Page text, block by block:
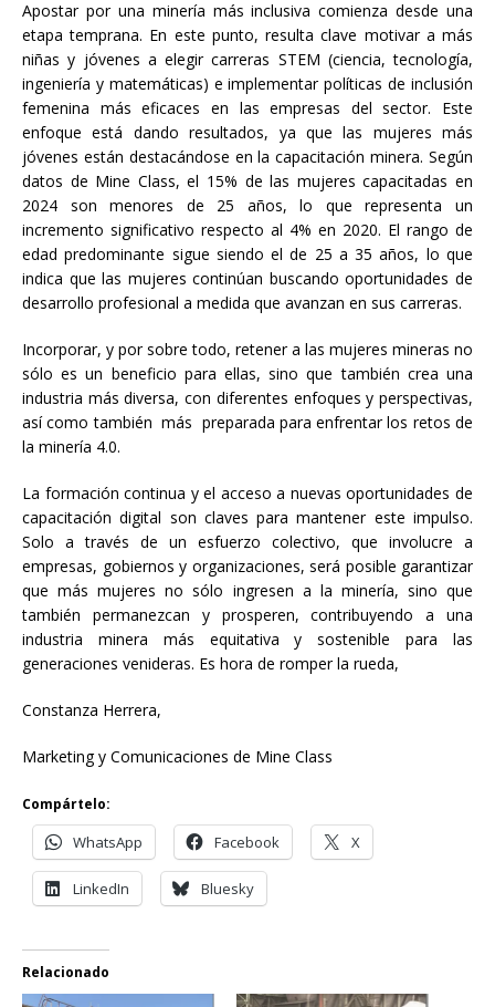
Apostar por una minería más inclusiva comienza desde una
etapa temprana. En este punto, resulta clave motivar a más
niñas y jóvenes a elegir carreras STEM (ciencia, tecnología,
ingeniería y matemáticas) e implementar políticas de inclusión
femenina más eficaces en las empresas del sector. Este
enfoque está dando resultados, ya que las mujeres más
jóvenes están destacándose en la capacitación minera. Según
datos de Mine Class, el 15% de las mujeres capacitadas en
2024 son menores de 25 años, lo que representa un
incremento significativo respecto al 4% en 2020. El rango de
edad predominante sigue siendo el de 25 a 35 años, lo que
indica que las mujeres continúan buscando oportunidades de
desarrollo profesional a medida que avanzan en sus carreras.
Incorporar, y por sobre todo, retener a las mujeres mineras no
sólo es un beneficio para ellas, sino que también crea una
industria más diversa, con diferentes enfoques y perspectivas,
así como también más preparada para enfrentar los retos de
la minería 4.0.
La formación continua y el acceso a nuevas oportunidades de
capacitación digital son claves para mantener este impulso.
Solo a través de un esfuerzo colectivo, que involucre a
empresas, gobiernos y organizaciones, será posible garantizar
que más mujeres no sólo ingresen a la minería, sino que
también permanezcan y prosperen, contribuyendo a una
industria minera más equitativa y sostenible para las
generaciones venideras. Es hora de romper la rueda,
Constanza Herrera,
Marketing y Comunicaciones de Mine Class
Compártelo:
WhatsApp Facebook X
LinkedIn Bluesky
Relacionado